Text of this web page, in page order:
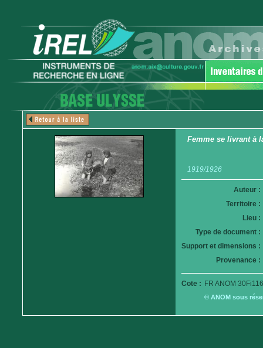
Femme se livrant à
1919/1926
Auteur :
Territoire :
Lieu :
Type de document :
Support et dimensions :
Provenance :
Cote : FR ANOM
© ANOM sous